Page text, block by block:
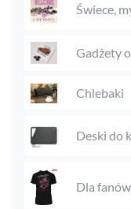
Świece,
Gadżety
Chlebaki
Deski do
Dla